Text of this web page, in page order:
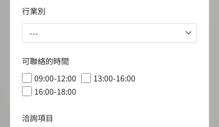
行業別
可聯絡的時間
09:00-12:00
13:00-16:00
16:00-18:00
洽詢項目